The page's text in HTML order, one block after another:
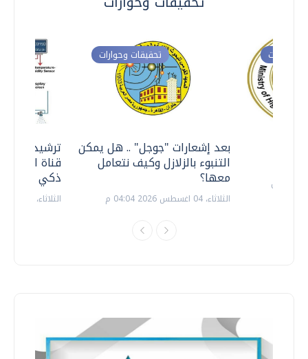
ترشيدا
قناة
ذكي
الثلاثاء، 14 يوليو 2026 06:11 م
تحقيقات وحوارات
بعد إشعارات "جوجل" .. هل يمكن
التنبوء بالزلازل وكيف نتعامل
معها؟
الثلاثاء، 04 اغسطس 2026 04:04 م
وحوارات